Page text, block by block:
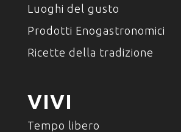
Luoghi del gusto
Prodotti Enogastronomici
Ricette della tradizione
VIVI
Tempo libero